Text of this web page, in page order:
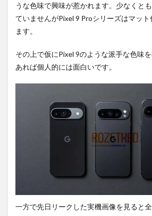
うな色味で興味が惹かれます。少なくと
ていませんがPixel 9 Proシリーズはマッ
ます。
その上で仮にPixel 9のような派手な色味
あれば個人的には面白いです。
一方で先日リークした実機画像を見ると